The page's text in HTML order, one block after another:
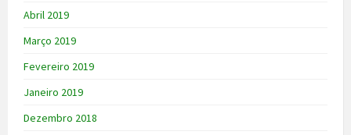
Abril 2019
Março 2019
Fevereiro 2019
Janeiro 2019
Dezembro 2018